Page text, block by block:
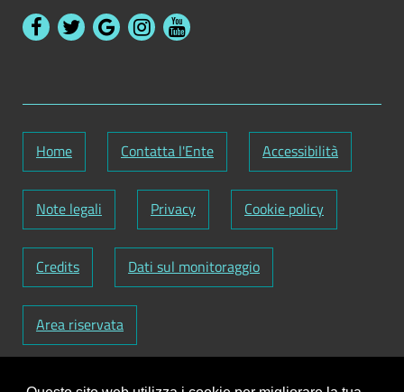
Home Contatta l'Ente Accessibilità
Note legali Privacy Cookie policy
Credits Dati sul monitoraggio
Area riservata
Codice Fiscale: 82000090751-Partita IVA: